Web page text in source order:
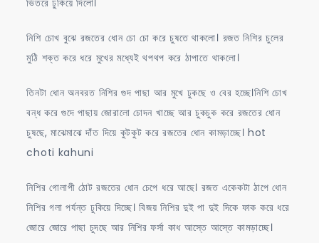
নিশি চোখ বুঝে রজতের ধোন চো চো করে চুষতে থাকলো। রজত নিশির চুলের
মুঠি শক্ত করে ধরে মুখের মধ্যেই থপথপ করে ঠাপাতে থাকলো।
তিনটা ধোন অনবরত নিশির গুদ পাছা আর মুখে ঢুকছে ও বের হচ্ছে।নিশি চোখ
বন্ধ করে গুদে পাছায় জোরালো চোদন খাচ্ছে আর চুকচুক করে রজতের ধোন
চুষছে, মাঝেমাঝে দাঁত দিয়ে কুটকুট করে রজতের ধোন কামড়াচ্ছে। hot
choti kahuni
নিশির গোলাপী ঠোট রজতের ধোন চেপে ধরে আছে। রজত একেকটা ঠাপে ধোন
নিশির গলা পর্যন্ত ঢুকিয়ে দিচ্ছে। বিজয় নিশির দুই পা দুই দিকে ফাক করে ধরে
জোরে জোরে পাছা চুদছে আর নিশির ফর্সা কাধ আস্তে আস্তে কামড়াচ্ছে।